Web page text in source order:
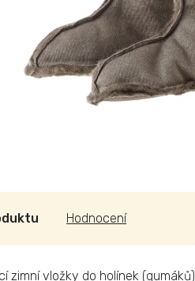
Hodnocení
zimní vložky do holínek (gumáků).